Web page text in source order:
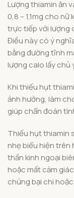
Lượng thiamin ăn
0,8 – 1,1mg cho
trực tiếp với lượng
Điều này có ý
bằng đường tĩnh
lượng calo lấy
Khi thiếu hụt
ảnh hưởng, làm
giúp chẩn đoán
Thiếu hụt thiamin
nhẹ biểu hiện trên
thần kinh ngoại
hoặc mất cảm
chứng bại chi